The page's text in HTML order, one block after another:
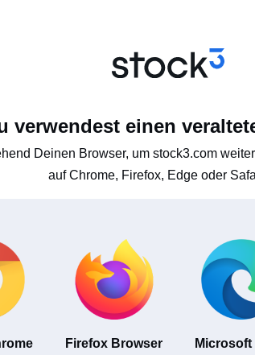
verwendest einen
Deinen Browser, um stock3.com
auf Chrome, Firefox, Edge oder
Firefox Browser Microsoft